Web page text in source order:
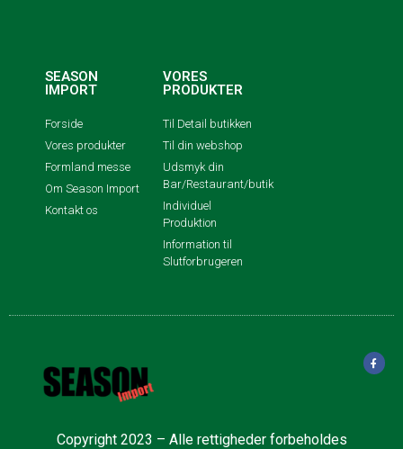
SEASON
IMPORT
Forside
Vores produkter
Formland messe
Om Season Import
Kontakt os
VORES
PRODUKTER
Til Detail butikken
Til din webshop
Udsmyk din
Bar/Restaurant/butik
Individuel
Produktion
Information til
Slutforbrugeren
Copyright 2023 – Alle rettigheder forbeholdes